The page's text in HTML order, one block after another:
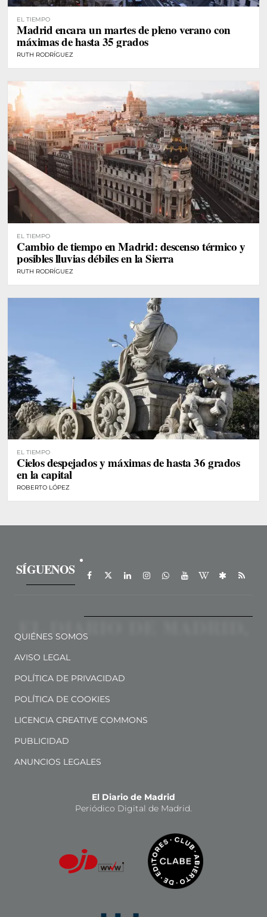
EL TIEMPO
Madrid encara un martes de pleno verano con
máximas de hasta 35 grados
RUTH RODRÍGUEZ
EL TIEMPO
Cambio de tiempo en Madrid: descenso térmico y
posibles lluvias débiles en la Sierra
RUTH RODRÍGUEZ
EL TIEMPO
Cielos despejados y máximas de hasta 36 grados
en la capital
ROBERTO LÓPEZ
SÍGUENOS
QUIÉNES SOMOS
AVISO LEGAL
POLÍTICA DE PRIVACIDAD
POLÍTICA DE COOKIES
LICENCIA CREATIVE COMMONS
PUBLICIDAD
ANUNCIOS LEGALES
El Diario de Madrid
Periódico Digital de Madrid.